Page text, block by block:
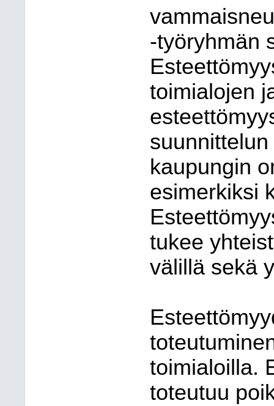
-työryhmän
toimialojen
kaupungin
esimerkiksi
tukee
välillä sekä
toimialoilla.
toteutuu